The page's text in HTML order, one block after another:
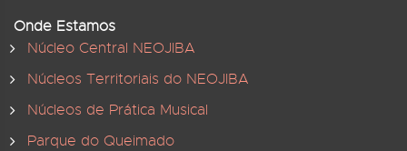
Onde Estamos
Núcleo Central NEOJIBA
Núcleos Territoriais do NEOJIBA
Núcleos de Prática Musical
Parque do Queimado